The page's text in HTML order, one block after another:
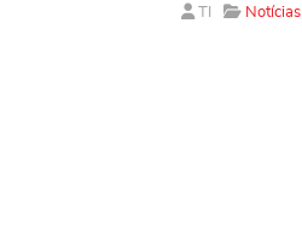
TI Notícias